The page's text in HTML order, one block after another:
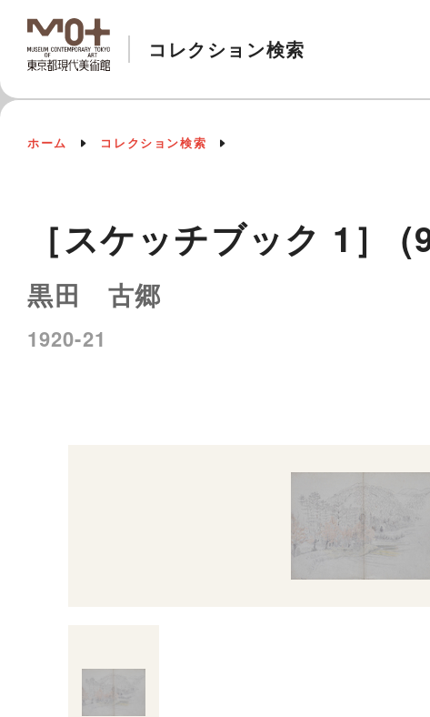
コレクション検索
ホーム コレクション検索
［スケッチブック 1］
黒田 古郷
1920-21